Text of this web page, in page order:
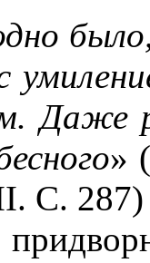
Даже
»
С. 287)